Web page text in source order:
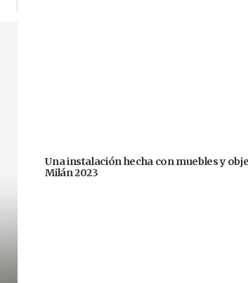
Una instalación hecha con muebles y
Milán 2023